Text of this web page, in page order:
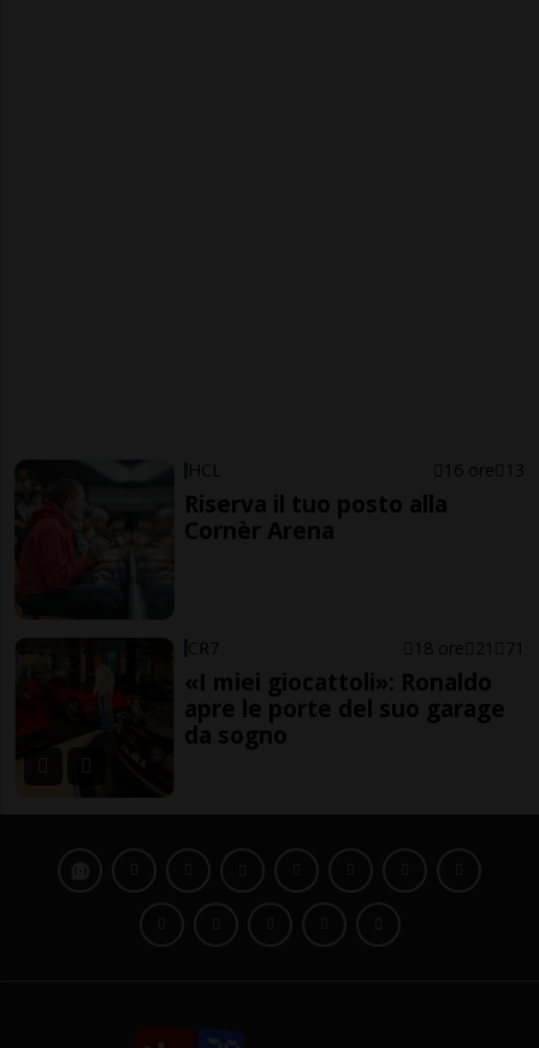
HCL 16 ore 13
Riserva il tuo posto alla
Cornèr Arena
CR7 18 ore 21 71
«I miei giocattoli»: Ronaldo
apre le porte del suo garage
da sogno